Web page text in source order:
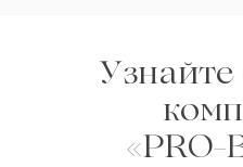
Проверяем на спам.
«PRO-